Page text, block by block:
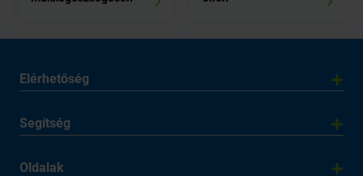
Elérhetőség
Segítség
Oldalak